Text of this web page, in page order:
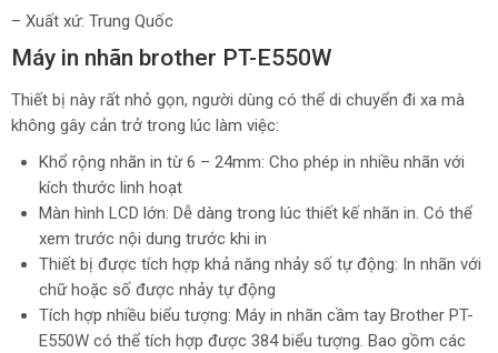
– Xuất xứ: Trung Quốc
Máy in nhãn brother PT-E550W
Thiết bị này rất nhỏ gọn, người dùng có thể di chuyển đi xa mà
không gây cản trở trong lúc làm việc:
Khổ rộng nhãn in từ 6 – 24mm: Cho phép in nhiều nhãn với
kích thước linh hoạt
Màn hình LCD lớn: Dễ dàng trong lúc thiết kế nhãn in. Có thể
xem trước nội dung trước khi in
Thiết bị được tích hợp khả năng nhảy số tự động: In nhãn với
chữ hoặc số được nhảy tự động
Tích hợp nhiều biểu tượng: Máy in nhãn cầm tay Brother PT-
E550W có thể tích hợp được 384 biểu tượng. Bao gồm các